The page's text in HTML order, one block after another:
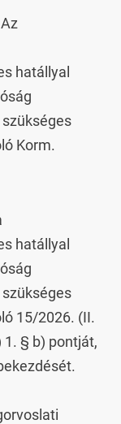
hatállyal
Korm.
hatállyal
15/2026. (II.
§ b) pontját,